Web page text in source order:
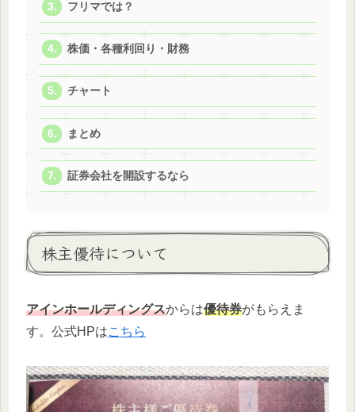
フリマでは？
株価・各種利回り・財務
チャート
まとめ
証券会社を開設するなら
株主優待について
アインホールディングスからは優待券がもらえま
す。公式HPはこちら